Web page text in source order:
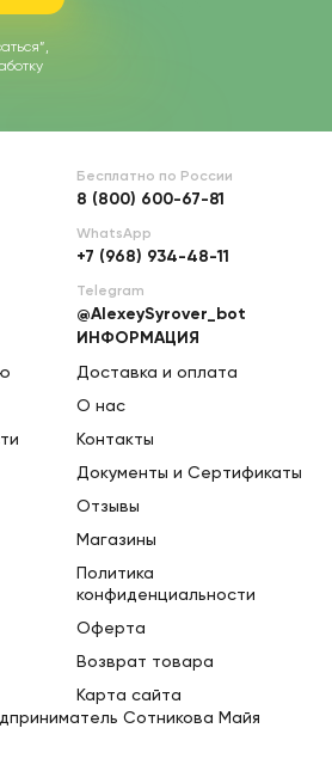
Бесплатно по России
8 (800) 600-67-81
WhatsApp
+7 (968) 934-48-11
Telegram
@AlexeySyrover_bot
ИНФОРМАЦИЯ
Доставка и оплата
О нас
Контакты
Документы и Сертификаты
Отзывы
Магазины
Политика
конфиденциальности
Оферта
Возврат товара
Карта сайта
Сотникова Майя